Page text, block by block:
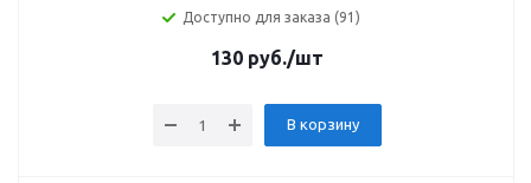
Доступно для заказа (91)
130руб./шт
В корзину